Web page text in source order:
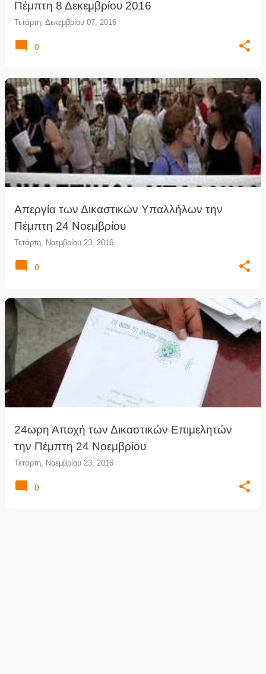
Πέμπτη 8 Δεκεμβρίου 2016
Τετάρτη, Δεκεμβρίου 07, 2016
0
Απεργία των Δικαστικών Υπαλλήλων την
Πέμπτη 24 Νοεμβρίου
Τετάρτη, Νοεμβρίου 23, 2016
0
24ωρη Αποχή των Δικαστικών Επιμελητών
την Πέμπτη 24 Νοεμβρίου
Τετάρτη, Νοεμβρίου 23, 2016
0